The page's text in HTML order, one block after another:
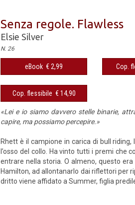
Senza regole. Flawless
Elsie Silver
N. 26
eBook € 2,99 Cop.
Cop. flessibile € 14,90
«Lei e io siamo davvero stelle binarie,
capire, ma possiamo percepire.»
Rhett è il campione in carica di bull
l’osso del collo. Ha vinto tutti i premi che
entrare nella storia. O almeno, questo
Hamilton, ad allontanarlo dai riflettori per
dritto viene affidato a Summer, figlia